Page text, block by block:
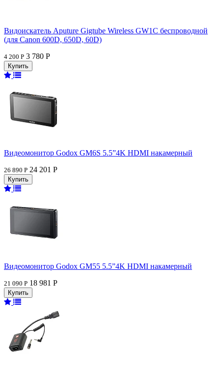
Видоискатель Aputure Gigtube Wireless GW1C беспроводной
(для Canon 600D, 650D, 60D)
4 200 Р 3 780 Р
Видеомонитор Godox GM6S 5.5”4K HDMI накамерный
26 890 Р 24 201 Р
Видеомонитор Godox GM55 5.5”4K HDMI накамерный
21 090 Р 18 981 Р